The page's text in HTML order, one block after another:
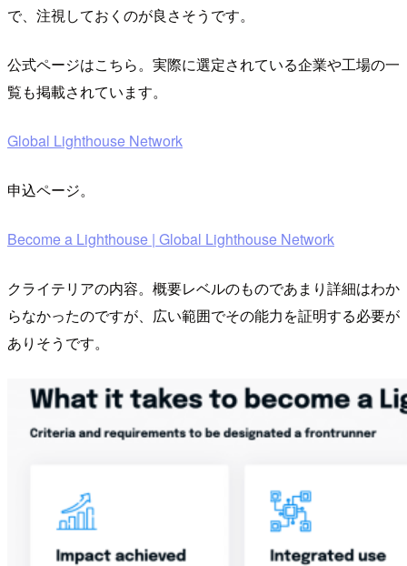
で、注視しておくのが良さそうです。
公式ページはこちら。実際に選定されている企業や工場の一
覧も掲載されています。
Global Lighthouse Network
申込ページ。
Become a Lighthouse | Global Lighthouse Network
クライテリアの内容。概要レベルのものであまり詳細はわか
らなかったのですが、広い範囲でその能力を証明する必要が
ありそうです。